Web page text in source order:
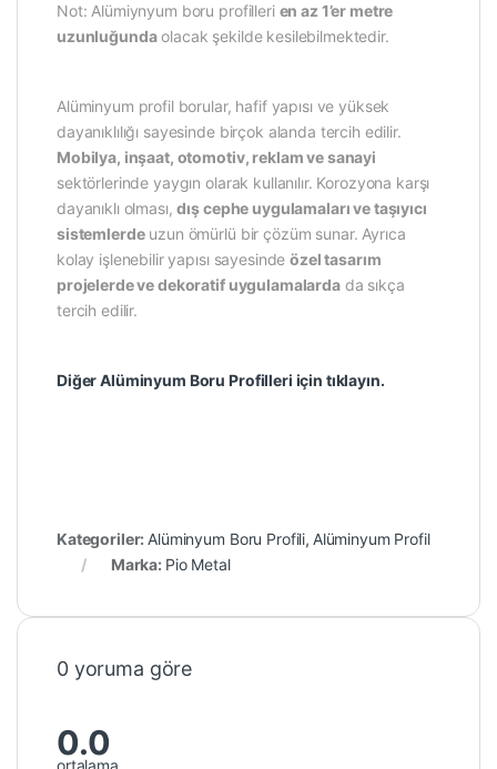
Not: Alümiynyum boru profilleri en az 1’er metre
uzunluğundaolacak şekilde kesilebilmektedir.
Alüminyum profil borular, hafif yapısı ve yüksek
dayanıklılığı sayesinde birçok alanda tercih edilir.
Mobilya, inşaat, otomotiv, reklam ve sanayi
sektörlerinde yaygın olarak kullanılır. Korozyona karşı
dayanıklı olması,dış cephe uygulamaları ve taşıyıcı
sistemlerdeuzun ömürlü bir çözüm sunar. Ayrıca
kolay işlenebilir yapısı sayesindeözel tasarım
projelerde ve dekoratif uygulamalardada sıkça
tercih edilir.
Diğer Alüminyum Boru Profilleri için tıklayın.
Kategoriler: Alüminyum Boru Profili, Alüminyum Profil
Marka: Pio Metal
0 yoruma göre
0.0